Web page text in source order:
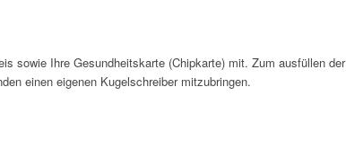
sowie Ihre Gesundheitskarte (Chipkarte) mit. Zum ausfüllen der
einen eigenen Kugelschreiber mitzubringen.